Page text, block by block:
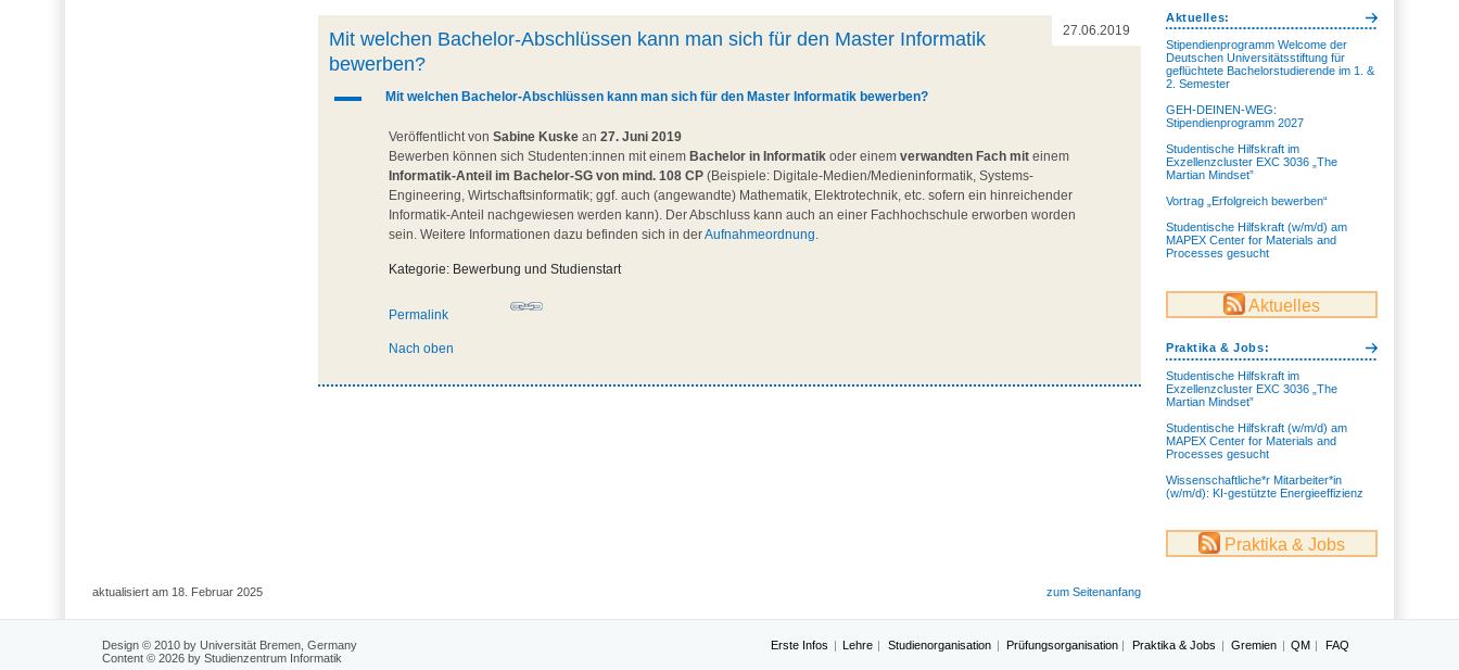
27.06.2019
Mit welchen Bachelor-Abschlüssen kann man sich für den Master Informatik
bewerben?
A Mit welchen Bachelor-Abschlüssen kann man sich für den Master Informatik bewerben?
Veröffentlicht von Sabine Kuskean 27. Juni 2019
Bewerben können sich Studenten:innen mit einem Bachelor in Informatikoder einemverwandten Fach miteinem
Informatik-Anteil im Bachelor-SG von mind. 108 CP(Beispiele: Digitale-Medien/Medieninformatik, Systems-
Engineering, Wirtschaftsinformatik; ggf. auch (angewandte) Mathematik, Elektrotechnik, etc. sofern ein hinreichender
Informatik-Anteil nachgewiesen werden kann). Der Abschluss kann auch an einer Fachhochschule erworben worden
sein. Weitere Informationen dazu befinden sich in derAufnahmeordnung.
Kategorie: Bewerbung und Studienstart
Permalink
Nach oben
aktualisiert am 18. Februar 2025 zum Seitenanfang
Aktuelles:
Stipendienprogramm Welcome der
Deutschen Universitätsstiftung für
geflüchtete Bachelorstudierende im 1. &
2. Semester
GEH-DEINEN-WEG:
Stipendienprogramm 2027
Studentische Hilfskraft im
Exzellenzcluster EXC 3036 „The
Martian Mindset”
Vortrag „Erfolgreich bewerben“
Studentische Hilfskraft (w/m/d) am
MAPEX Center for Materials and
Processes gesucht
Aktuelles
Praktika & Jobs:
Studentische Hilfskraft im
Exzellenzcluster EXC 3036 „The
Martian Mindset”
Studentische Hilfskraft (w/m/d) am
MAPEX Center for Materials and
Processes gesucht
Wissenschaftliche*r Mitarbeiter*in
(w/m/d): KI-gestützte Energieeffizienz
Praktika & Jobs
Design © 2010 by Universität Bremen, Germany
Content © 2026 by Studienzentrum Informatik
Erste Infos Lehre Studienorganisation Prüfungsorganisation Praktika & Jobs Gremien QM FAQ